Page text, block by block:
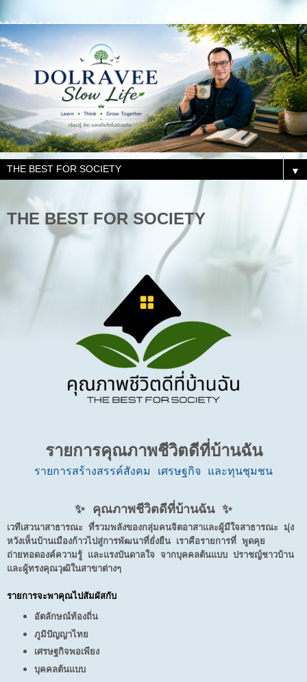
▼
THE BEST FOR SOCIETY
รายการคุณภาพชีวิตดีที่บ้านฉัน
รายการสร้างสรรค์สังคม เศรษฐกิจ และทุนชุมชน
✨ คุณภาพชีวิตดีที่บ้านฉัน ✨
เวทีเสวนาสาธารณะ ที่รวมพลังของกลุ่มคนจิตอาสาและผู้มีใจสาธารณะ มุ่ง
หวังเห็นบ้านเมืองก้าวไปสู่การพัฒนาที่ยั่งยืน เราคือรายการที่ พูดคุย
ถ่ายทอดองค์ความรู้ และแรงบันดาลใจ จากบุคคลต้นแบบ ปราชญ์ชาวบ้าน
และผู้ทรงคุณวุฒิในสาขาต่างๆ
รายการจะพาคุณไปสัมผัสกับ
อัตลักษณ์ท้องถิ่น
ภูมิปัญญาไทย
เศรษฐกิจพอเพียง
บุคคลต้นแบบ